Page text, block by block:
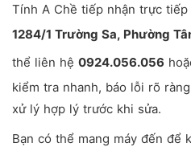
Tính A Chề tiếp nhận trực tiếp
1284/1 Trường Sa, Phường
thể liên hệ 0924.056.056
kiểm tra nhanh, báo lỗi rõ
xử lý hợp lý trước khi sửa.
Bạn có thể mang máy đến để